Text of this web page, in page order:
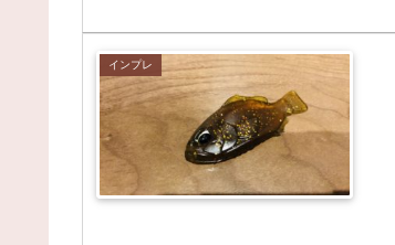
インプレ